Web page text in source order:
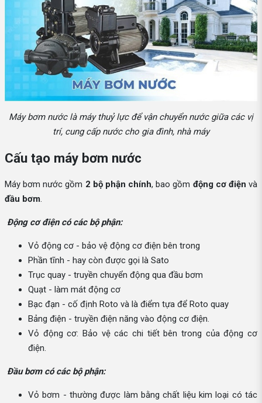
Máy bơm nước là máy thuỷ lực để vận chuyển nước giữa các vị
trí, cung cấp nước cho gia đình, nhà máy
Cấu tạo máy bơm nước
Máy bơm nước gồm 2 bộ phận chính, bao gồm động cơ điện và
đầu bơm
Động cơ điện có các bộ phận:
Vỏ động cơ - bảo vệ động cơ điện bên trong
Phần tĩnh - hay còn được gọi là Sato
Trục quay - truyền chuyển động qua đầu bơm
Quạt - làm mát động cơ
Bạc đạn - cố định Roto và là điểm tựa để Roto quay
Bảng điện - truyền điện năng vào động cơ điện.
Vỏ động cơ: Bảo vệ các chi tiết bên trong của động cơ
điện.
Đầu bơm có các bộ phận:
Vỏ bơm - thường được làm bằng chất liệu kim loại có tác